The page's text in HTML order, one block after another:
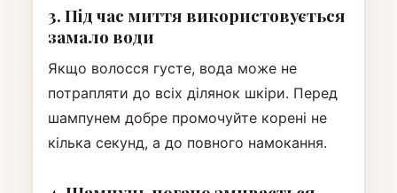
3. Під час миття використовується
замало води
Якщо волосся густе, вода може не
потрапляти до всіх ділянок шкіри. Перед
шампунем добре промочуйте корені не
кілька секунд, а до повного намокання.